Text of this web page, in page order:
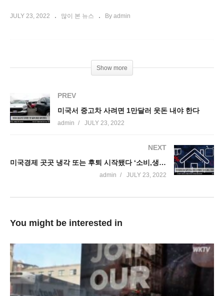
JULY 23, 2022 많이 본 뉴스 By admin
Show more
PREV
미국서 중고차 사려면 1만달러 웃돈 내야 한다
admin JULY 23, 2022
NEXT
미국경제 곳곳 냉각 또는 후퇴 시작됐다 ‘소비,생산,고용 둔화’
admin JULY 23, 2022
You might be interested in